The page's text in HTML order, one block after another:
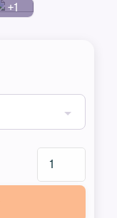
+1